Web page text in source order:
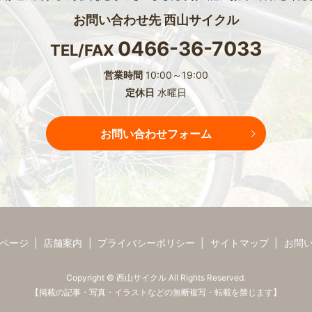
お問い合わせ先 西山サイクル
TEL/FAX0466-36-7033
営業時間10:00～19:00
定休日 水曜日
お問い合わせフォーム
ージ 店舗案内 プライバシーポリシー サイトマップ お問
Copyright © 西山サイクル All Rights Reserved.
【掲載の記事・写真・イラストなどの無断複写・転載を禁じます】